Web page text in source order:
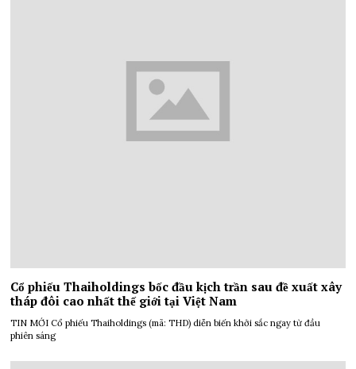
Cổ phiếu Thaiholdings bốc đầu kịch trần sau đề xuất xây
tháp đôi cao nhất thế giới tại Việt Nam
TIN MỚI Cổ phiếu Thaiholdings (mã: THD) diễn biến khởi sắc ngay từ đầu
phiên sáng